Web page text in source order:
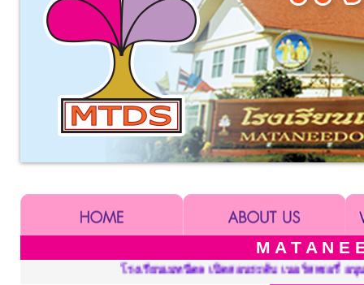
M A T A N E
สอนระดับ เนอร์สเซอรี่ อนุบาลและประถมศึกษา ::: Mataneedol